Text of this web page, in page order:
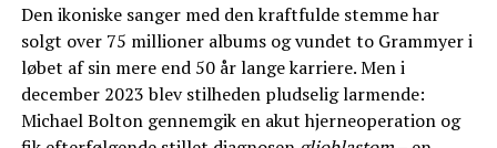
Den ikoniske sanger med den kraftfulde stemme har
solgt over 75 millioner albums og vundet to Grammyer i
løbet af sin mere end 50 år lange karriere. Men i
december 2023 blev stilheden pludselig larmende:
Michael Bolton gennemgik en akut hjerneoperation og